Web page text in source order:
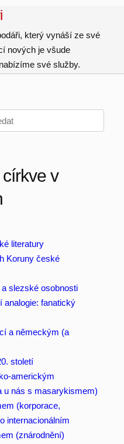
který vynáší ze své
nových je všude
své služby.
v
literatury
Koruny české
slezské osobnosti
analogie: fanatický
a německým (a
století
americkým
u nás s masarykismem)
(korporace,
internacionálním
(znárodnění)